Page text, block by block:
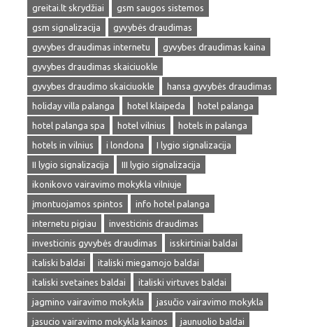
greitai.lt skrydžiai
gsm saugos sistemos
gsm signalizacija
gyvybės draudimas
gyvybes draudimas internetu
gyvybes draudimas kaina
gyvybes draudimas skaiciuokle
gyvybes draudimo skaiciuokle
hansa gyvybės draudimas
holiday villa palanga
hotel klaipeda
hotel palanga
hotel palanga spa
hotel vilnius
hotels in palanga
hotels in vilnius
i londona
I lygio signalizacija
II lygio signalizacija
III lygio signalizacija
ikonikovo vairavimo mokykla vilniuje
įmontuojamos spintos
info hotel palanga
internetu pigiau
investicinis draudimas
investicinis gyvybės draudimas
isskirtiniai baldai
italiski baldai
italiski miegamojo baldai
italiski svetaines baldai
italiski virtuves baldai
jagmino vairavimo mokykla
jasučio vairavimo mokykla
jasucio vairavimo mokykla kainos
jaunuolio baldai